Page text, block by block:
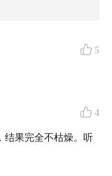
5
4
结果完全不枯燥。听